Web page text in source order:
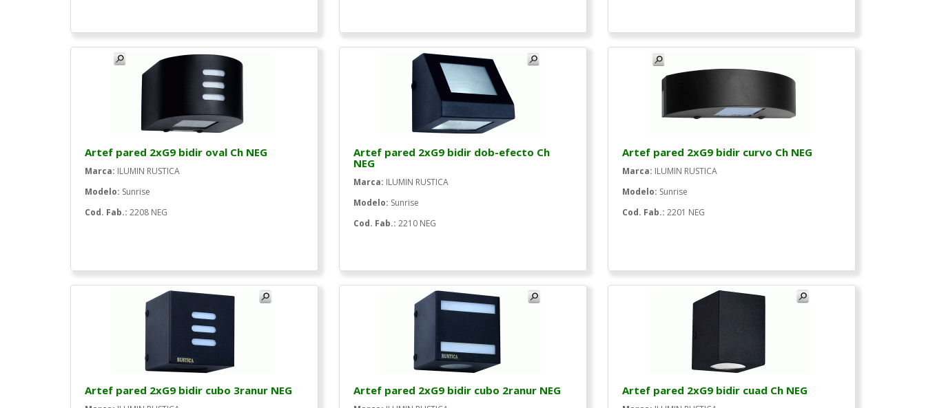
Artef pared 2xG9 bidir oval Ch NEG
Marca: ILUMIN RUSTICA
Modelo: Sunrise
Cod. Fab.: 2208 NEG
Artef pared 2xG9 bidir dob-efecto Ch
NEG
Marca: ILUMIN RUSTICA
Modelo: Sunrise
Cod. Fab.: 2210 NEG
Artef pared 2xG9 bidir curvo Ch NEG
Marca: ILUMIN RUSTICA
Modelo: Sunrise
Cod. Fab.: 2201 NEG
Artef pared 2xG9 bidir cubo 3ranur NEG Artef pared 2xG9 bidir cubo 2ranur NEG Artef pared 2xG9 bidir cuad Ch NEG